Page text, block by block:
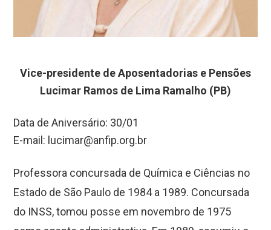
Vice-presidente de Aposentadorias e Pensões
Lucimar Ramos de Lima Ramalho (PB)
Data de Aniversário: 30/01
E-mail: lucimar@anfip.org.br
Professora concursada de Química e Ciências no
Estado de São Paulo de 1984 a 1989. Concursada
do INSS, tomou posse em novembro de 1975